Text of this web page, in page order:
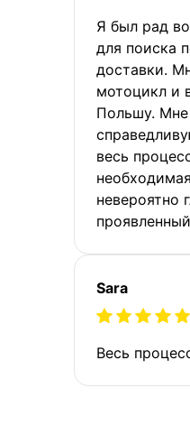
Я был рад
для поиска
доставки.
мотоцикл и
Польшу.
весь
невероятно
Sara
Весь